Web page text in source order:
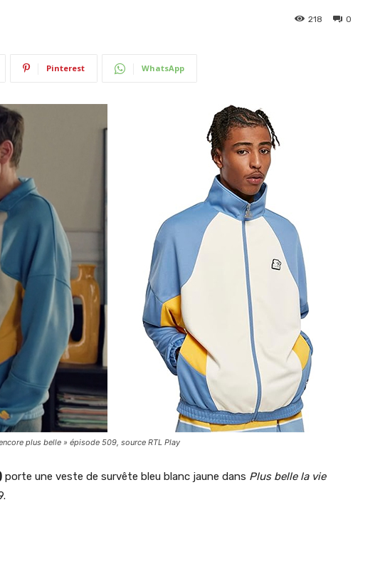
0
218
Pinterest WhatsApp
plus belle » épisode 509, source RTL Play
porte une veste de survête bleu blanc jaune dans Plus belle la vie